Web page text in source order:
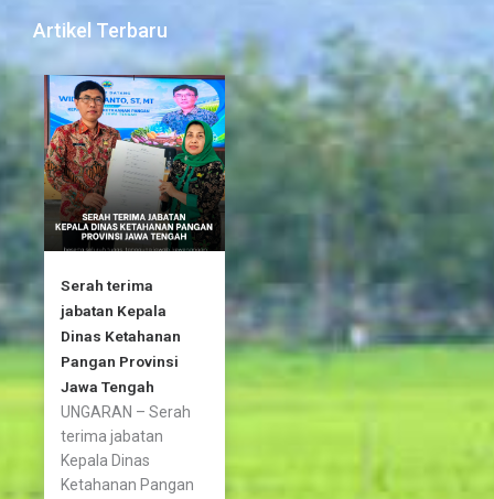
b
o
k
-
f
t
r
g
r
a
m
Artikel Terbaru
Serah terima
jabatan Kepala
Dinas Ketahanan
Pangan Provinsi
Jawa Tengah
UNGARAN – Serah
terima jabatan
Kepala Dinas
Ketahanan Pangan